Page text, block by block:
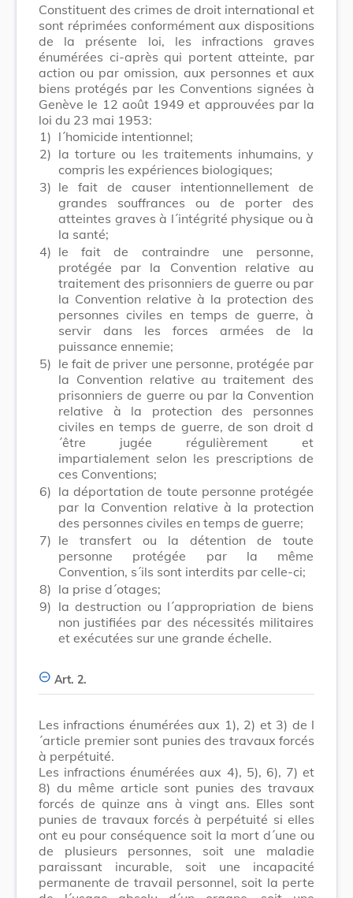
Constituent des crimes de droit international et
sont réprimées conformément aux dispositions
de la présente loi, les infractions graves
énumérées ci-après qui portent atteinte, par
action ou par omission, aux personnes et aux
biens protégés par les Conventions signées à
Genève le 12 août 1949 et approuvées par la
loi du 23 mai 1953:
1) l´homicide intentionnel;
2) la torture ou les traitements inhumains, y
compris les expériences biologiques;
3) le fait de causer intentionnellement de
grandes souffrances ou de porter des
atteintes graves à l´intégrité physique ou à
la santé;
4) le fait de contraindre une personne,
protégée par la Convention relative au
traitement des prisonniers de guerre ou par
la Convention relative à la protection des
personnes civiles en temps de guerre, à
servir dans les forces armées de la
puissance ennemie;
5) le fait de priver une personne, protégée par
la Convention relative au traitement des
prisonniers de guerre ou par la Convention
relative à la protection des personnes
civiles en temps de guerre, de son droit d
´être jugée régulièrement et
impartialement selon les prescriptions de
ces Conventions;
6) la déportation de toute personne protégée
par la Convention relative à la protection
des personnes civiles en temps de guerre;
7) le transfert ou la détention de toute
personne protégée par la même
Convention, s´ils sont interdits par celle-ci;
8) la prise d´otages;
9) la destruction ou l´appropriation de biens
non justifiées par des nécessités militaires
et exécutées sur une grande échelle.
Art. 2.
Les infractions énumérées aux 1), 2) et 3) de l
´article premier sont punies des travaux forcés
à perpétuité.
Les infractions énumérées aux 4), 5), 6), 7) et
8) du même article sont punies des travaux
forcés de quinze ans à vingt ans. Elles sont
punies de travaux forcés à perpétuité si elles
ont eu pour conséquence soit la mort d´une ou
de plusieurs personnes, soit une maladie
paraissant incurable, soit une incapacité
permanente de travail personnel, soit la perte